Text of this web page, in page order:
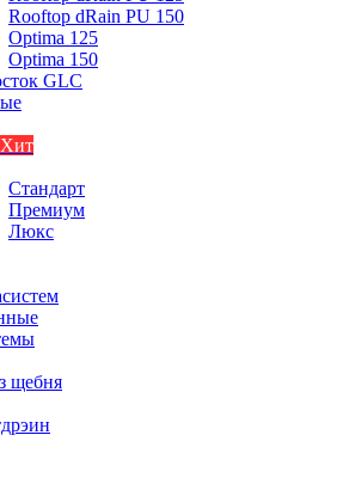
Rooftop dRain PU 150
Optima 125
Optima 150
GLC
Хит
Стандарт
Премиум
Люкс
щебня